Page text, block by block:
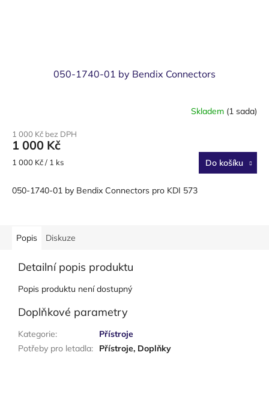
050-1740-01 by Bendix Connectors
Skladem (1 sada)
1 000 Kč bez DPH
1 000 Kč
Měrná
1 000 Kč / 1 ks Do košíku
050-1740-01 by Bendix Connectors pro KDI 573
Popis Diskuze
Detailní popis produktu
Popis produktu není dostupný
Doplňkové parametry
Kategorie:
Přístroje
Potřeby pro letadla: Přístroje, Doplňky